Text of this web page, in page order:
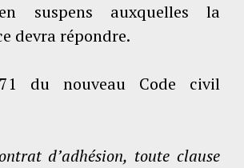
suspens auxquelles la
devra répondre.
du nouveau Code civil
d’adhésion, toute clause